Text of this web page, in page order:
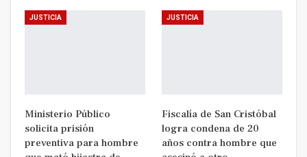
JUSTICIA
Ministerio Público
solicita prisión
preventiva para hombre
JUSTICIA
Fiscalía de San Cristóbal
logra condena de 20
años contra hombre que